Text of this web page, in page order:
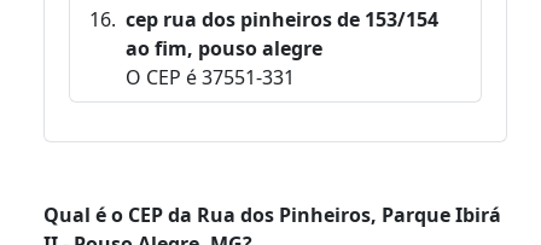
cep rua dos pinheiros de 153/154
ao fim, pouso alegre
O CEP é 37551-331
Qual é o CEP da Rua dos Pinheiros, Parque Ibirá